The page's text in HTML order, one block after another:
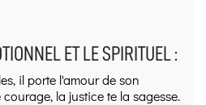
ET LE SPIRITUEL :
il porte l'amour de son
la justice te la sagesse.